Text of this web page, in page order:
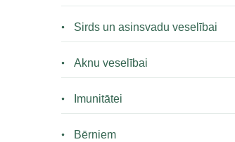
Sirds un asinsvadu veselībai
Aknu veselībai
Imunitātei
Bērniem